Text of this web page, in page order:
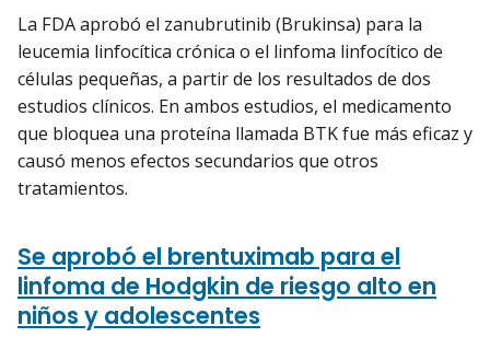
La FDA aprobó el zanubrutinib (Brukinsa) para la
leucemia linfocítica crónica o el linfoma linfocítico de
células pequeñas, a partir de los resultados de dos
estudios clínicos. En ambos estudios, el medicamento
que bloquea una proteína llamada BTK fue más eficaz y
causó menos efectos secundarios que otros
tratamientos.
Se aprobó el brentuximab para el
linfoma de Hodgkin de riesgo alto en
niños y adolescentes